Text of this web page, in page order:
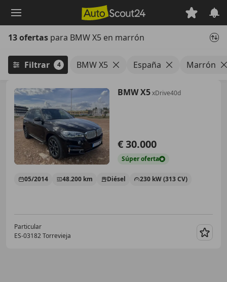
principal
13 ofertas para BMW X5 en marrón
Filtrar 4 BMW X5 España Marrón
BMW X5xDrive40d
€ 30.000
Súperoferta
05/2014 48.200 km Diésel 230 kW (313 CV)
Particular
ES-03182 Torrevieja